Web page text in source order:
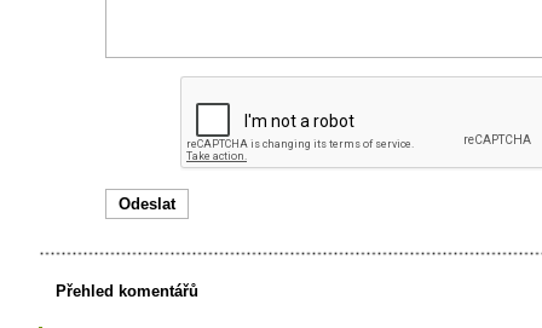
Přehled komentářů